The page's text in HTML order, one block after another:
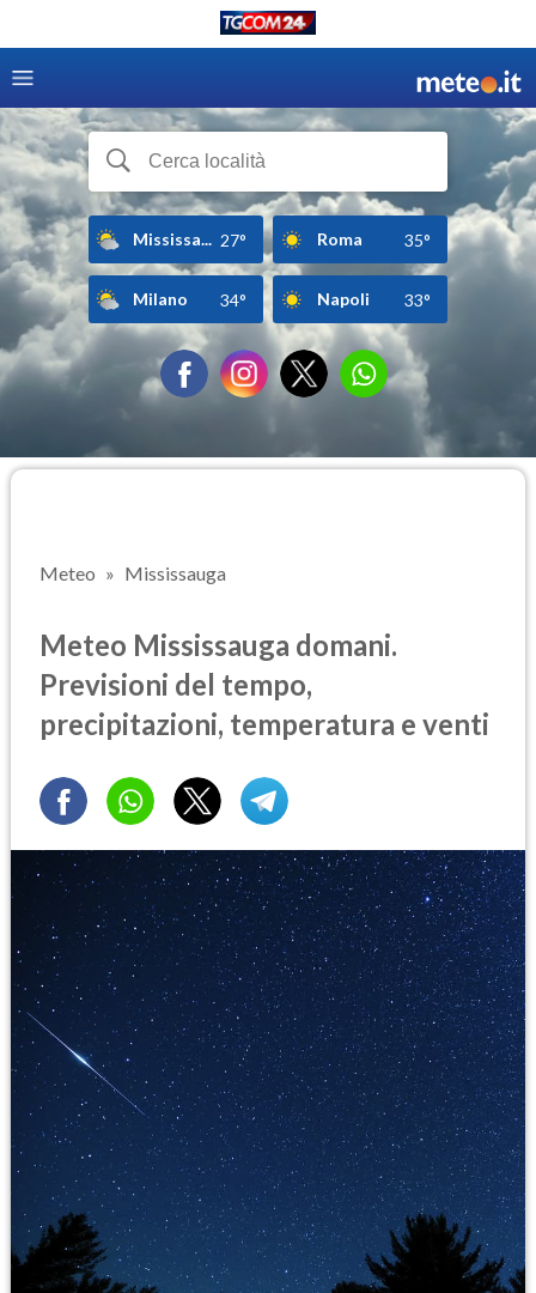
Mississa... 27° Roma 35°
Milano 34° Napoli 33°
Meteo Mississauga
Meteo Mississauga domani.
Previsioni del tempo,
precipitazioni, temperatura e venti